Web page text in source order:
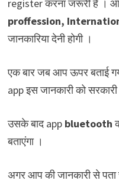
register करना जरूरी हे ।
proffession,
जानकारिया देनी होगी ।
एक बार जब आप ऊपर बताई
app इस जानकारी को
उसके बाद app bluetooth
बताएंगा ।
अगर आप की जानकारी से पता